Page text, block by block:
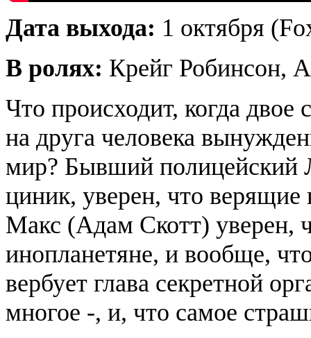
Дата выхода: 1 октября
В ролях: Крейг Робинсон,
Что происходит, когда
на друга человека
мир? Бывший полицейский
циник, уверен, что
Макс (Адам Скотт) уверен,
инопланетяне, и вообще,
вербует глава секретной
многое -, и, что самое